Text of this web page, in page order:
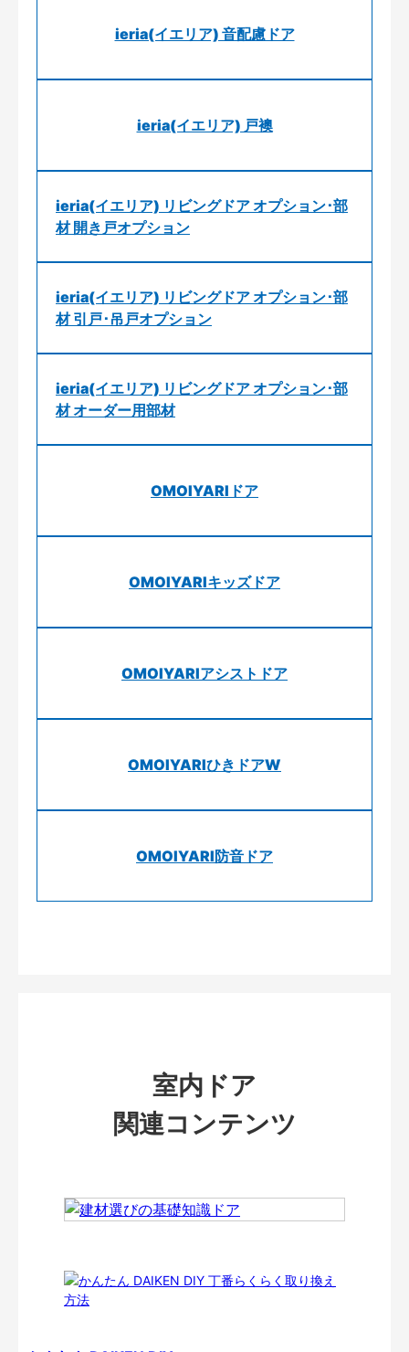
ieria(イエリア) 音配慮ドア
ieria(イエリア) 戸襖
ieria(イエリア) リビングドア オプション･部
材 開き戸オプション
ieria(イエリア) リビングドア オプション･部
材 引戸･吊戸オプション
ieria(イエリア) リビングドア オプション･部
材 オーダー用部材
OMOIYARIドア
OMOIYARIキッズドア
OMOIYARIアシストドア
OMOIYARIひきドアW
OMOIYARI防音ドア
室内ドア
関連コンテンツ